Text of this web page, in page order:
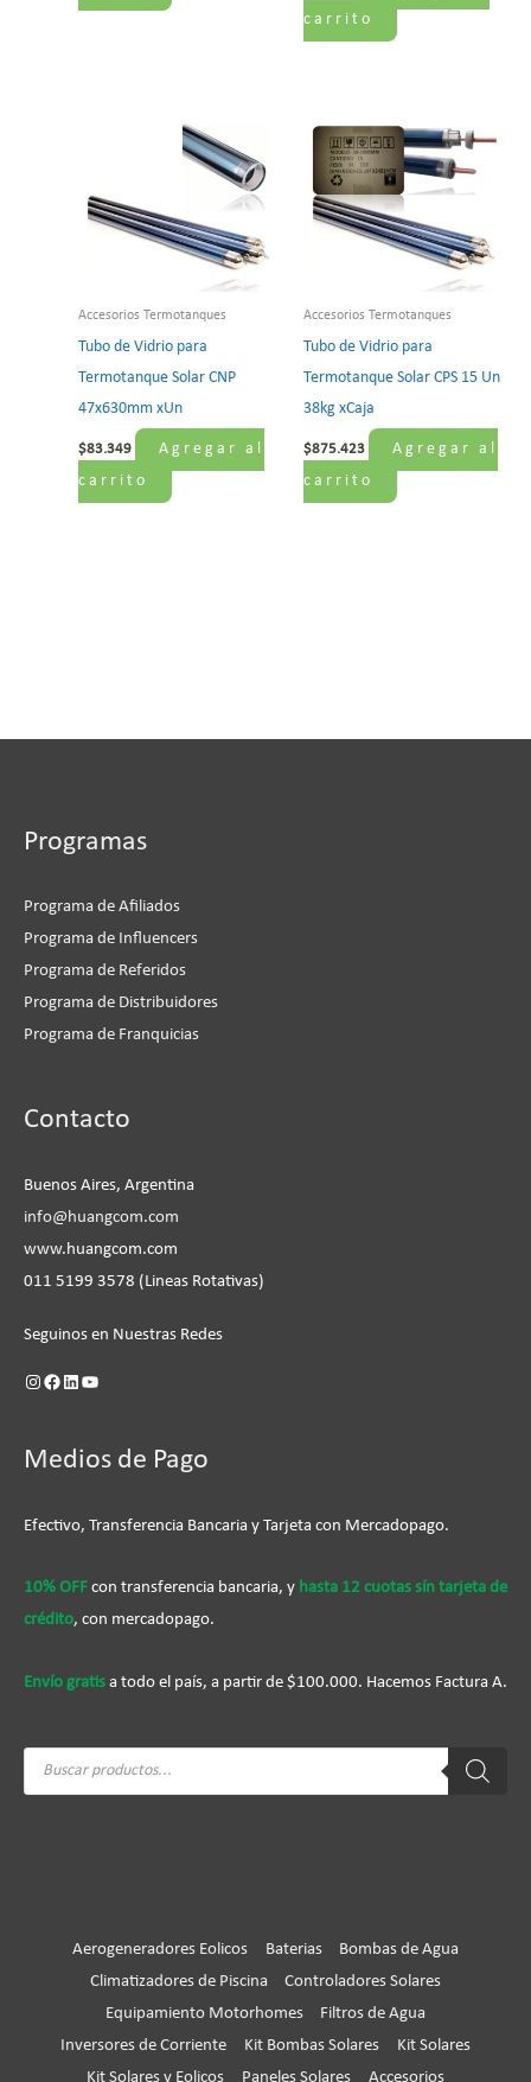
carrito
Accesorios Termotanques
Tubo de Vidrio para
Termotanque Solar CNP
47x630mm xUn
$83.349
Agregar al
carrito
Accesorios Termotanques
Tubo de Vidrio para
Termotanque Solar CPS 15 Un
38kg xCaja
$875.423
Agregar al
carrito
Programas
Programa de Afiliados
Programa de Influencers
Programa de Referidos
Programa de Distribuidores
Programa de Franquicias
Contacto
Buenos Aires, Argentina
info@huangcom.com
www.huangcom.com
011 5199 3578 (Lineas Rotativas)
Seguinos en Nuestras Redes
Medios de Pago
Efectivo, Transferencia Bancaria y Tarjeta con Mercadopago.
10% OFF con transferencia bancaria, y hasta 12 cuotas sín tarjeta de
crédito, con mercadopago.
Envío gratis a todo el país, a partir de $100.000. Hacemos Factura A.
Búsqueda
Aerogeneradores Eolicos Baterias
Bombas de Agua
Climatizadores de Piscina
Controladores Solares
Equipamiento Motorhomes
Filtros de Agua
Inversores de Corriente
Kit Bombas Solares
Kit Solares
Kit Solares y Eolicos
Paneles Solares Accesorios